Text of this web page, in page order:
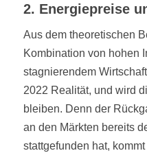
2. Energiepreise
Aus dem theoretischen
Kombination von hohen
stagnierendem
2022 Realität, und wird
bleiben. Denn der
an den Märkten bereits
stattgefunden hat,